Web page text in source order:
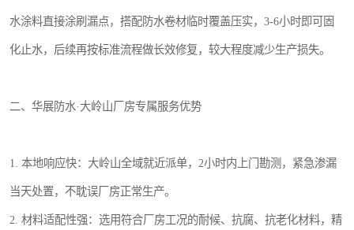
水涂料直接涂刷漏点，搭配防水卷材临时覆盖压实，3-6小时即可固
化止水，后续再按标准流程做长效修复，较大程度减少生产损失。
二、华展防水·大岭山厂房专属服务优势
1. 本地响应快：大岭山全域就近派单，2小时内上门勘测，紧急渗漏
当天处置，不耽误厂房正常生产。
2. 材料适配性强：选用符合厂房工况的耐候、抗腐、抗老化材料，精